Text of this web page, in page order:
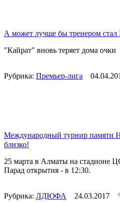
А может лучше бы тренером стал
"Кайрат" вновь теряет дома очки
Рубрика: Премьер-лига
Международный турнир памяти
близко!
25 марта в Алматы на стадионе
Парад открытия - в 12:30.
Рубрика: ЛДЮФА 24.03.2017